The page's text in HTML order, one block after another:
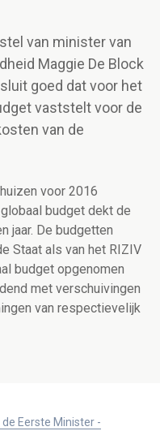
van minister van
Maggie De Block
goed dat voor het
vaststelt voor de
van de
voor 2016
budget dekt de
jaar. De budgetten
Staat als van het RIZIV
budget opgenomen
met verschuivingen
van respectievelijk
de Eerste Minister -